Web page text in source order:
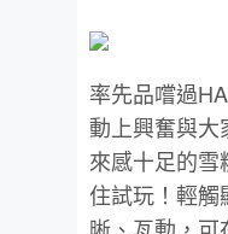
率先品嚐過
動上興奮與大
來感十足的
住試玩！ 輕觸
晰、亙動， 可